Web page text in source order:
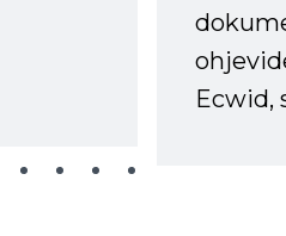
Ecwid,